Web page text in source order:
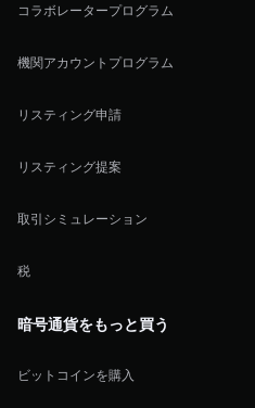
コラボレータープログラム
機関アカウントプログラム
リスティング申請
リスティング提案
取引シミュレーション
税
暗号通貨をもっと買う
ビットコインを購入